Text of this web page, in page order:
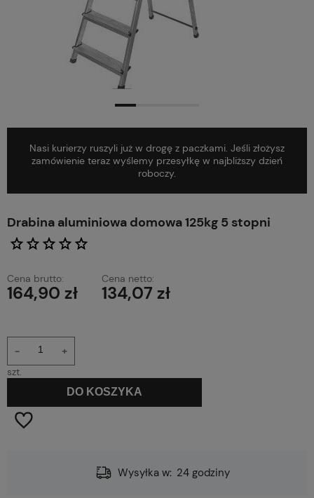
Nasi kurierzy ruszyli już w drogę z paczkami. Jeśli złożysz
zamówienie teraz wyślemy przesyłkę w najbliższy dzień
roboczy.
Drabina aluminiowa domowa 125kg 5 stopni
Cena brutto:
164,90 zł
Cena netto:
134,07 zł
+
-
szt.
DO KOSZYKA
Wysyłka w: 24 godziny